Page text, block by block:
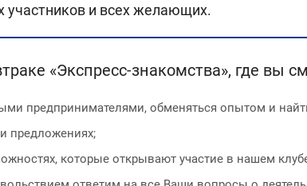
участников и всех желающих.
«Экспресс-знакомства», где вы
предпринимателями, обменяться опытом и
предложениях;
которые открывают участие в нашем